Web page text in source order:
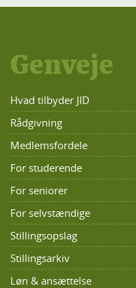
Genveje
Hvad tilbyder JID
Rådgivning
Medlemsfordele
For studerende
For seniorer
For selvstændige
Stillingsopslag
Stillingsarkiv
Løn & ansættelse